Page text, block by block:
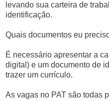
levando sua carteira de
identificação.
Quais documentos eu
É necessário apresentar a
digital) e um documento de
trazer um currículo.
As vagas no PAT são todas